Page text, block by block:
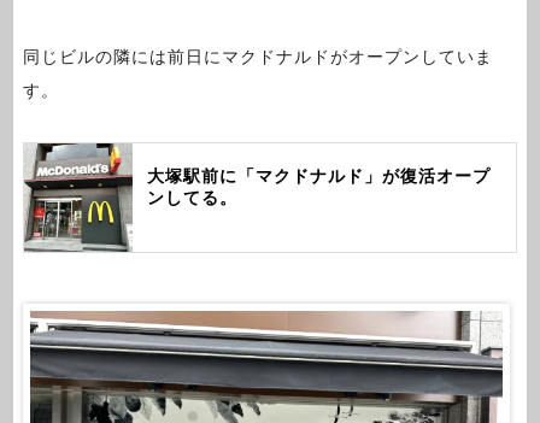
同じビルの隣には前日にマクドナルドがオープンしていま
す。
大塚駅前に「マクドナルド」が復活オープ
ンしてる。